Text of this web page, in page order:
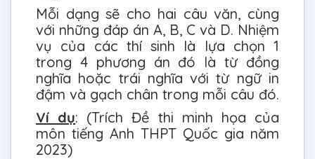
Mỗi dạng sẽ cho hai câu văn, cùng
với những đáp án A, B, C và D. Nhiệm
vụ của các thí sinh là lựa chọn 1
trong 4 phương án đó là từ đồng
nghĩa hoặc trái nghĩa với từ ngữ in
đậm và gạch chân trong mỗi câu đó.
Ví dụ: (Trích Đề thi minh họa của
môn tiếng Anh THPT Quốc gia năm
2023)